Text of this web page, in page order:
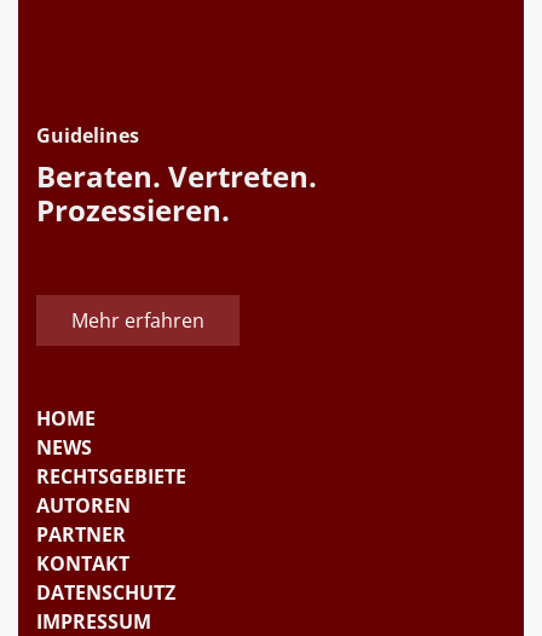
Guidelines
Beraten. Vertreten.
Prozessieren.
Mehr erfahren
HOME
NEWS
RECHTSGEBIETE
AUTOREN
PARTNER
KONTAKT
DATENSCHUTZ
IMPRESSUM